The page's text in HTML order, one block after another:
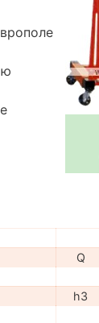
Q
h3